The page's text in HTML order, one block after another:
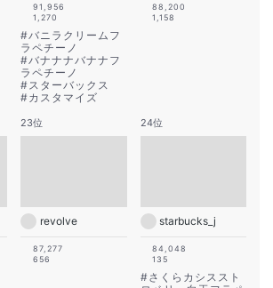
91,956
1,270
#バニラクリームフ
ラペチーノ
#バナナナバナナフ
ラペチーノ
#スターバックス
#カスタマイズ
88,200
1,158
23位
revolve
87,277
656
24位
starbucks_j
84,048
135
#さくらカシススト